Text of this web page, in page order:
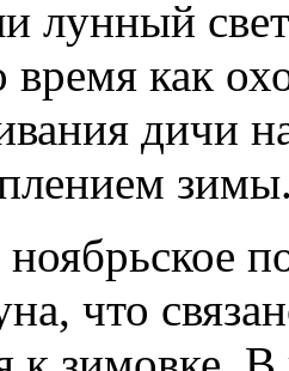
лунный
время как
дичи
что